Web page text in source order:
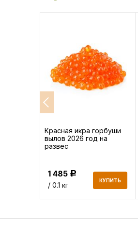
Красная икра горбуши
вылов 2026 год на
развес
1 485 Р
/ 0.1 кг
КУПИТЬ